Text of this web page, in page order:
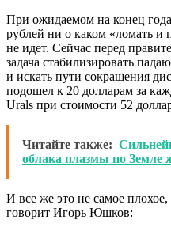
При ожидаемом на конец
рублей ни о каком «ломать и
не идет. Сейчас перед
задача стабилизировать
и искать пути сокращения
подошел к 20 долларам за
Urals при стоимости 52
Читайте также:
облака плазмы по Земле
И все же это не самое
говорит Игорь Юшков: